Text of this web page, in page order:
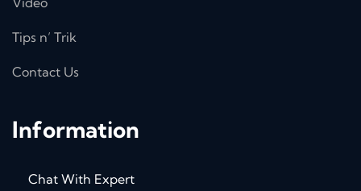
Tips n’ Trik
Contact Us
Information
Chat With Expert